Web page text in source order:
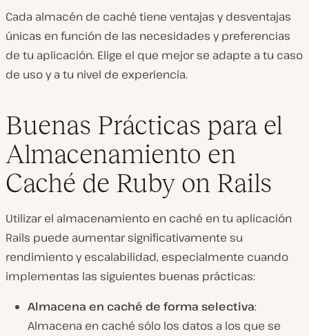
Cada almacén de caché tiene ventajas y desventajas
únicas en función de las necesidades y preferencias
de tu aplicación. Elige el que mejor se adapte a tu caso
de uso y a tu nivel de experiencia.
Buenas Prácticas para el
Almacenamiento en
Caché de Ruby on Rails
Utilizar el almacenamiento en caché en tu aplicación
Rails puede aumentar significativamente su
rendimiento y escalabilidad, especialmente cuando
implementas las siguientes buenas prácticas:
Almacena en caché de forma selectiva:
Almacena en caché sólo los datos a los que se